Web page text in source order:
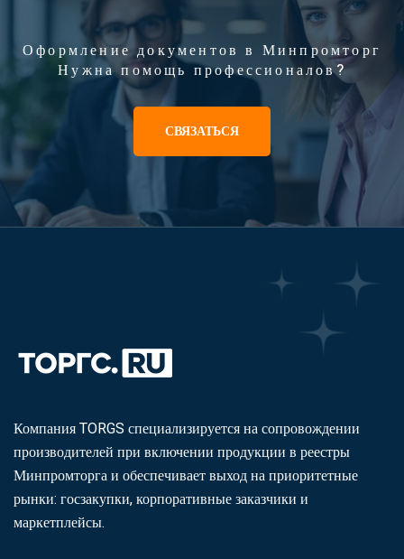
Оформление документов в Минпромторг
Нужна помощь профессионалов?
СВЯЗАТЬСЯ
Компания TORGS специализируется на сопровождении
производителей при включении продукции в реестры
Минпромторга и обеспечивает выход на приоритетные
рынки: госзакупки, корпоративные заказчики и
маркетплейсы.